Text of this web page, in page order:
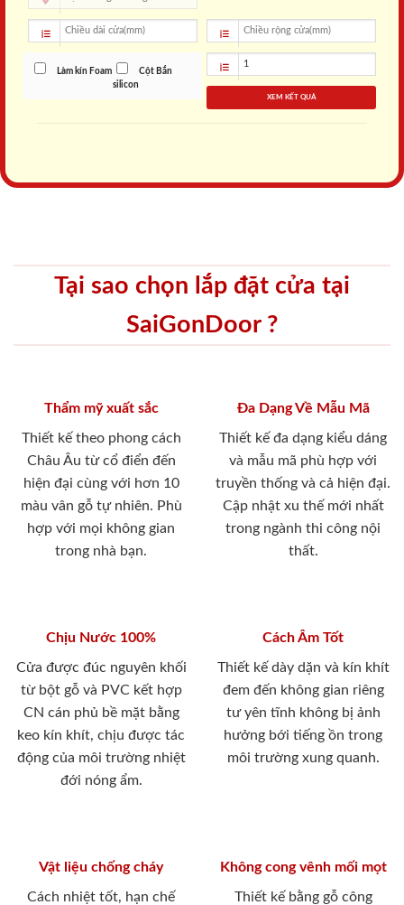
Làm kín Foam
Cột Bắn
silicon
XEM KẾT QUẢ
Tại sao chọn lắp đặt cửa tại
SaiGonDoor ?
Thẩm mỹ xuất sắc
Thiết kế theo phong cách
Châu Âu từ cổ điển đến
hiện đại cùng với hơn 10
màu vân gỗ tự nhiên. Phù
hợp với mọi không gian
trong nhà bạn.
Đa Dạng Về Mẫu Mã
Thiết kế đa dạng kiểu dáng
và mẫu mã phù hợp với
truyền thống và cả hiện đại.
Cập nhật xu thế mới nhất
trong ngành thi công nội
thất.
Chịu Nước 100%
Cửa được đúc nguyên khối
từ bột gỗ và PVC kết hợp
CN cán phủ bề mặt bằng
keo kín khít, chịu được tác
động của môi trường nhiệt
đới nóng ẩm.
Cách Âm Tốt
Thiết kế dày dặn và kín khít
đem đến không gian riêng
tư yên tĩnh không bị ảnh
hưởng bới tiếng ồn trong
môi trường xung quanh.
Vật liệu chống cháy
Cách nhiệt tốt, hạn chế
Không cong vênh mối mọt
Thiết kế bằng gỗ công